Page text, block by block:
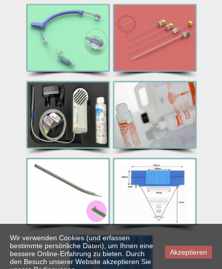
Wir verwenden Cookies (und erfassen
bestimmte persönliche Daten), um Ihnen eine
bessere Online-Erfahrung zu bieten. Durch
den Besuch unserer Website akzeptieren Sie
Akzeptieren